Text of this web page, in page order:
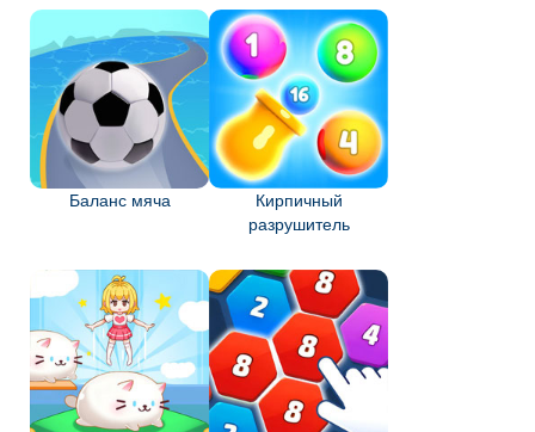
Баланс мяча
Кирпичный
разрушитель